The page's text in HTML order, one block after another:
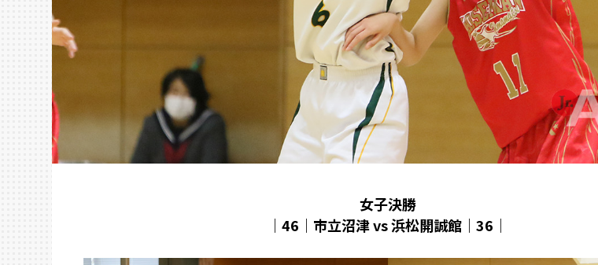
女子決勝
｜46｜市立沼津 vs 浜松開誠館｜36｜